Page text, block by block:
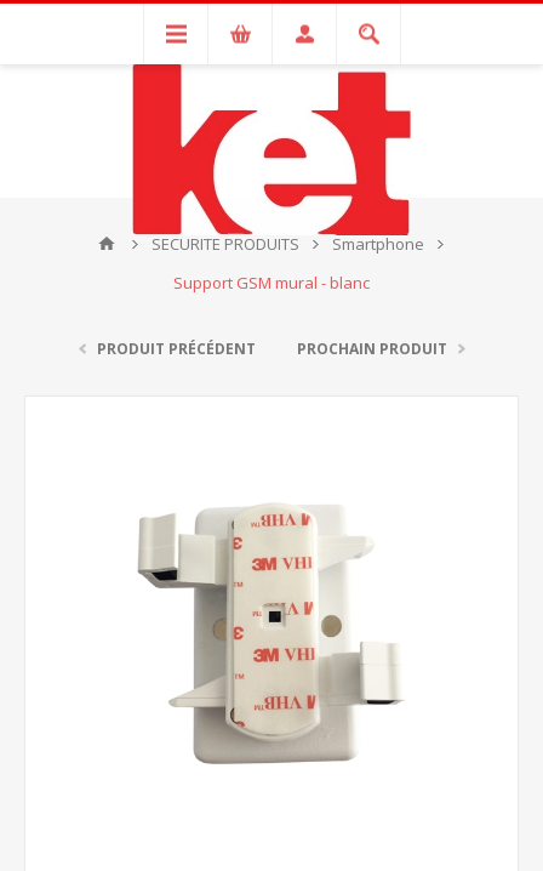
SECURITE PRODUITS
Smartphone
Support GSM mural - blanc
PRODUIT PRÉCÉDENT PROCHAIN PRODUIT